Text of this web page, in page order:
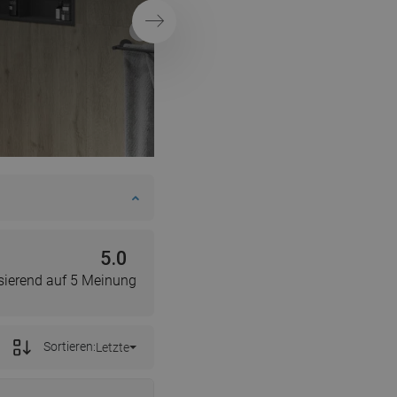
Weiter
5.0
auf 5 Meinung
Sortieren:Letzte